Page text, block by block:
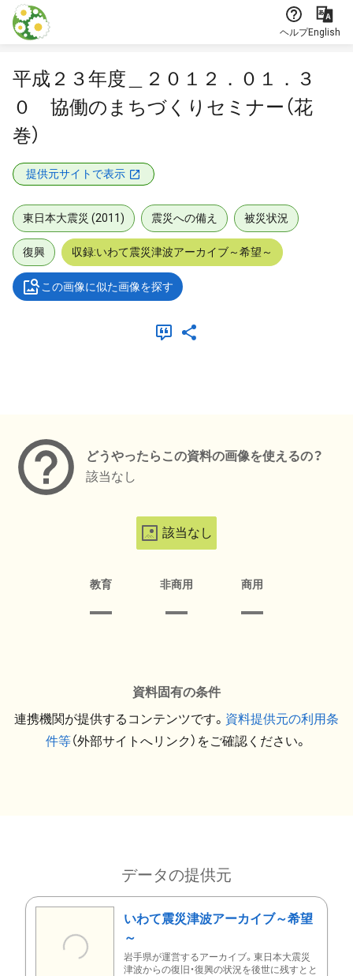
本文に飛ぶ
ヘルプEnglish
平成２３年度＿２０１２．０１．３
０ 協働のまちづくりセミナー（花
巻）
提供元サイトで表示
東日本大震災 (2011) 震災への備え 被災状況
復興 収録:いわて震災津波アーカイブ～希望～
この画像に似た画像を探す
どうやったらこの資料の画像を使えるの？
該当なし
該当なし
教育 非商用 商用
資料固有の条件
連携機関が提供するコンテンツです。 資料提供元の利用条
件等（外部サイトへリンク）をご確認ください。
データの提供元
いわて震災津波アーカイブ～希望
～
岩手県が運営するアーカイブ。東日本大震災
津波からの復旧・復興の状況を後世に残すとと